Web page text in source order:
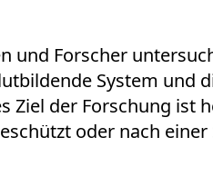
und Forscher
System und
Ziel der Forschung ist
oder nach